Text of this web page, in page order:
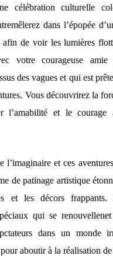
célébration culturelle
dans l’épopée
afin de voir les lumières
votre courageuse
des vagues et qui est
Vous découvrirez la
l’amabilité et le courage
l’imaginaire et ces
de patinage artistique
et les décors
qui se renouvellenet
dans un monde
aboutir à la réalisation